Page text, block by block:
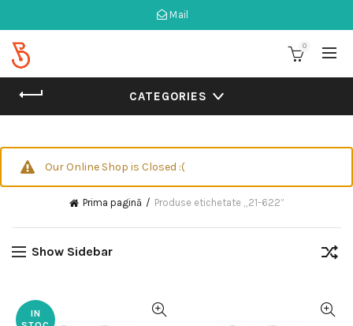
Mail
0
CATEGORIES
Our Online Shop is Closed :(
Prima pagină Produse etichetate „21-622”
Show Sidebar
IN